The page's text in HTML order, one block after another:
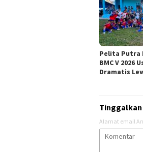
Pelita Putra
BMC V 2026
Dramatis
Tinggalkan
Alamat email